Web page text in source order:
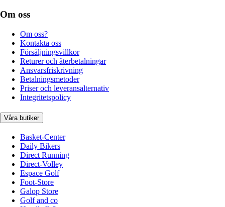
Om oss
Om oss?
Kontakta oss
Försäljningsvillkor
Returer och återbetalningar
Ansvarsfriskrivning
Betalningsmetoder
Priser och leveransalternativ
Integritetspolicy
Våra butiker
Basket-Center
Daily Bikers
Direct Running
Direct-Volley
Espace Golf
Foot-Store
Galop Store
Golf and co